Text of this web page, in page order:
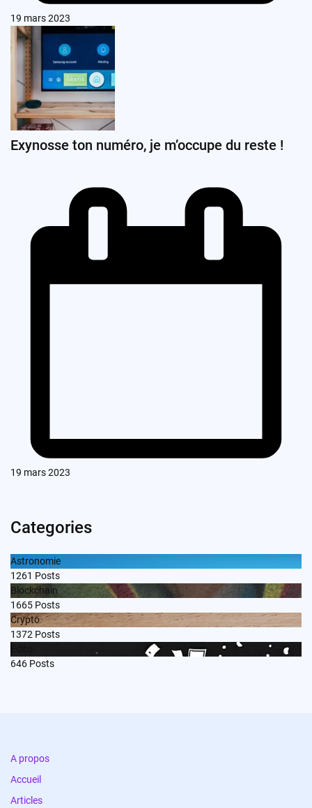
19 mars 2023
Exynosse ton numéro, je m’occupe du reste !
19 mars 2023
Categories
Astronomie
1261 Posts
Blockchain
1665 Posts
Crypto
1372 Posts
646 Posts
A propos
Accueil
Articles